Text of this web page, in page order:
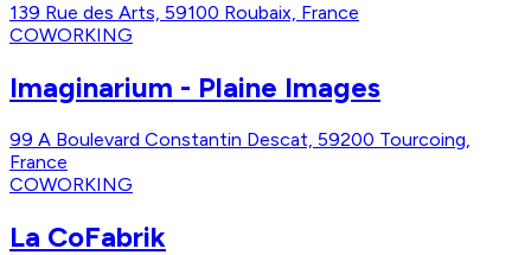
139 Rue des Arts, 59100 Roubaix, France
COWORKING
Imaginarium - Plaine Images
99 A Boulevard Constantin Descat, 59200 Tourcoing,
France
COWORKING
La CoFabrik